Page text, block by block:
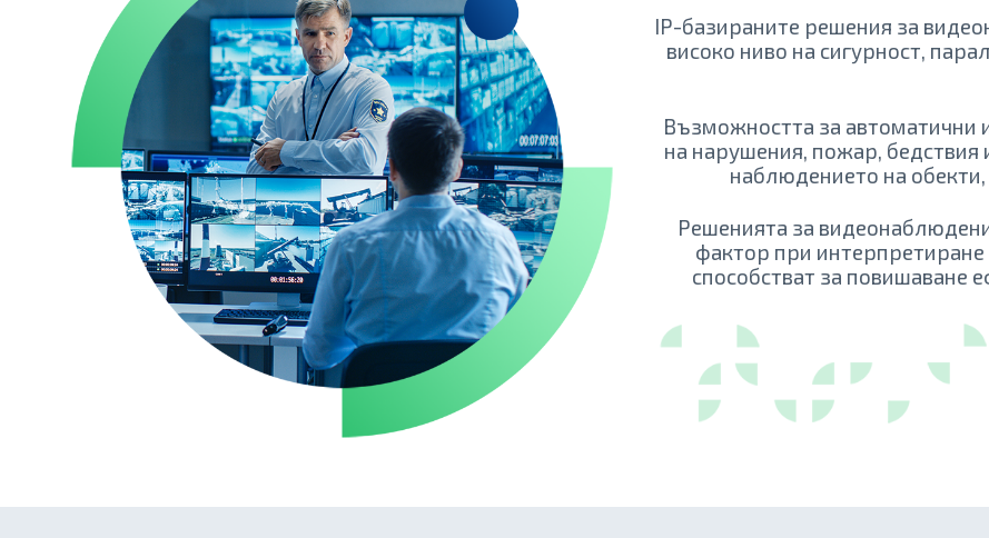
IP-базираните решения за
високо ниво на сигурност,
Възможността за автоматични
на нарушения, пожар, бедствия
наблюдението на
Решенията за
фактор при
способстват за повишаване